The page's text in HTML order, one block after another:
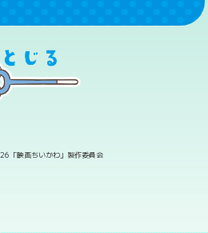
「映画ちいかわ」製作委員会